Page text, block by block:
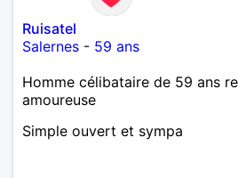
Ruisatel
Salernes - 59 ans
Homme célibataire de 59 ans
amoureuse
Simple ouvert et sympa